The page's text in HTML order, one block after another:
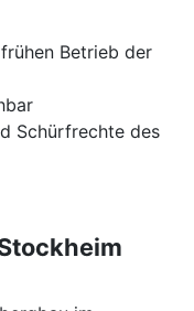
Betrieb der
Schürfrechte des